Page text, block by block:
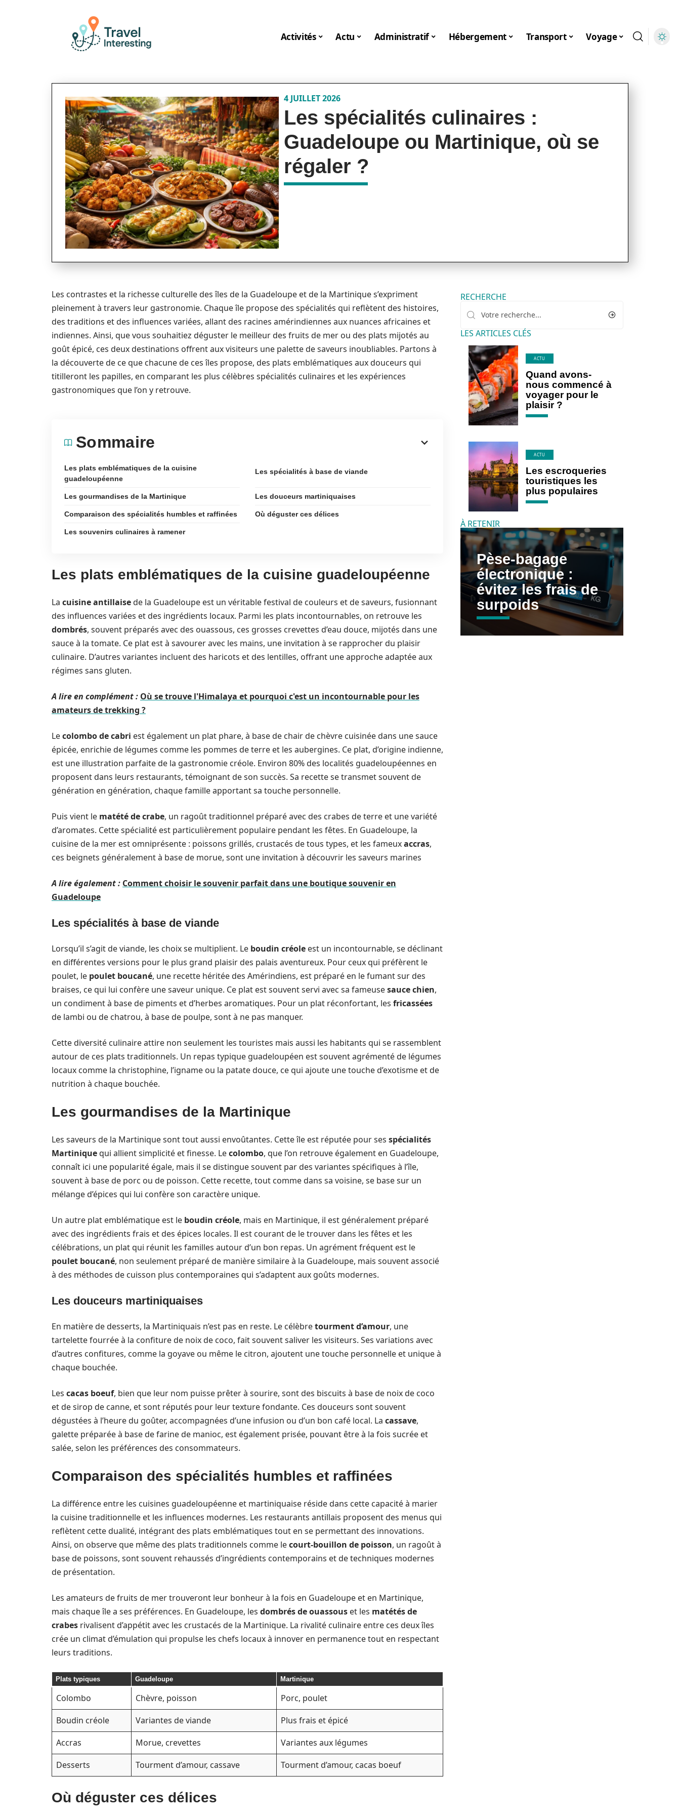
Activités Actu Administratif Hébergement Transport Voyage
4 JUILLET 2026
Les spécialités culinaires :
Guadeloupe ou Martinique, où se
régaler ?
Les contrastes et la richesse culturelle des îles de la Guadeloupe et de la Martinique s’expriment
pleinement à travers leur gastronomie. Chaque île propose des spécialités qui reflètent des histoires,
des traditions et des influences variées, allant des racines amérindiennes aux nuances africaines et
indiennes. Ainsi, que vous souhaitiez déguster le meilleur des fruits de mer ou des plats mijotés au
goût épicé, ces deux destinations offrent aux visiteurs une palette de saveurs inoubliables. Partons à
la découverte de ce que chacune de ces îles propose, des plats emblématiques aux douceurs qui
titilleront les papilles, en comparant les plus célèbres spécialités culinaires et les expériences
gastronomiques que l’on y retrouve.
Sommaire
Les plats emblématiques de la cuisine
guadeloupéenne
Les spécialités à base de viande
Les gourmandises de la Martinique Les douceurs martiniquaises
Comparaison des spécialités humbles et raffinées Où déguster ces délices
Les souvenirs culinaires à ramener
Les plats emblématiques de la cuisine guadeloupéenne
La cuisine antillaisede la Guadeloupe est un véritable festival de couleurs et de saveurs, fusionnant
des influences variées et des ingrédients locaux. Parmi les plats incontournables, on retrouve les
dombrés, souvent préparés avec des ouassous, ces grosses crevettes d’eau douce, mijotés dans une
sauce à la tomate. Ce plat est à savourer avec les mains, une invitation à se rapprocher du plaisir
culinaire. D’autres variantes incluent des haricots et des lentilles, offrant une approche adaptée aux
régimes sans gluten.
A lire en complément : Où se trouve l'Himalaya et pourquoi c'est un incontournable pour les
amateurs de trekking ?
Lecolombo de cabri est également un plat phare, à base de chair de chèvre cuisinée dans une sauce
épicée, enrichie de légumes comme les pommes de terre et les aubergines. Ce plat, d’origine indienne,
est une illustration parfaite de la gastronomie créole. Environ 80% des localités guadeloupéennes en
proposent dans leurs restaurants, témoignant de son succès. Sa recette se transmet souvent de
génération en génération, chaque famille apportant sa touche personnelle.
Puis vient le matété de crabe, un ragoût traditionnel préparé avec des crabes de terre et une variété
d’aromates. Cette spécialité est particulièrement populaire pendant les fêtes. En Guadeloupe, la
cuisine de la mer est omniprésente : poissons grillés, crustacés de tous types, et les fameuxaccras,
ces beignets généralement à base de morue, sont une invitation à découvrir les saveurs marines
A lire également : Comment choisir le souvenir parfait dans une boutique souvenir en
Guadeloupe
Les spécialités à base de viande
Lorsqu’il s’agit de viande, les choix se multiplient. Le boudin créole est un incontournable, se déclinant
en différentes versions pour le plus grand plaisir des palais aventureux. Pour ceux qui préfèrent le
poulet, le poulet boucané, une recette héritée des Amérindiens, est préparé en le fumant sur des
braises, ce qui lui confère une saveur unique. Ce plat est souvent servi avec sa fameusesauce chien,
un condiment à base de piments et d’herbes aromatiques. Pour un plat réconfortant, les fricassées
de lambi ou de chatrou, à base de poulpe, sont à ne pas manquer.
Cette diversité culinaire attire non seulement les touristes mais aussi les habitants qui se rassemblent
autour de ces plats traditionnels. Un repas typique guadeloupéen est souvent agrémenté de légumes
locaux comme la christophine, l’igname ou la patate douce, ce qui ajoute une touche d’exotisme et de
nutrition à chaque bouchée.
Les gourmandises de la Martinique
Les saveurs de la Martinique sont tout aussi envoûtantes. Cette île est réputée pour ses spécialités
Martiniquequi allient simplicité et finesse. Lecolombo, que l’on retrouve également en Guadeloupe,
connaît ici une popularité égale, mais il se distingue souvent par des variantes spécifiques à l’île,
souvent à base de porc ou de poisson. Cette recette, tout comme dans sa voisine, se base sur un
mélange d’épices qui lui confère son caractère unique.
Un autre plat emblématique est le boudin créole, mais en Martinique, il est généralement préparé
avec des ingrédients frais et des épices locales. Il est courant de le trouver dans les fêtes et les
célébrations, un plat qui réunit les familles autour d’un bon repas. Un agrément fréquent est le
poulet boucané, non seulement préparé de manière similaire à la Guadeloupe, mais souvent associé
à des méthodes de cuisson plus contemporaines qui s’adaptent aux goûts modernes.
Les douceurs martiniquaises
En matière de desserts, la Martiniquais n’est pas en reste. Le célèbretourment d’amour, une
tartelette fourrée à la confiture de noix de coco, fait souvent saliver les visiteurs. Ses variations avec
d’autres confitures, comme la goyave ou même le citron, ajoutent une touche personnelle et unique à
chaque bouchée.
Les cacas boeuf, bien que leur nom puisse prêter à sourire, sont des biscuits à base de noix de coco
et de sirop de canne, et sont réputés pour leur texture fondante. Ces douceurs sont souvent
dégustées à l’heure du goûter, accompagnées d’une infusion ou d’un bon café local. La cassave,
galette préparée à base de farine de manioc, est également prisée, pouvant être à la fois sucrée et
salée, selon les préférences des consommateurs.
Comparaison des spécialités humbles et raffinées
La différence entre les cuisines guadeloupéenne et martiniquaise réside dans cette capacité à marier
la cuisine traditionnelle et les influences modernes. Les restaurants antillais proposent des menus qui
reflètent cette dualité, intégrant des plats emblématiques tout en se permettant des innovations.
Ainsi, on observe que même des plats traditionnels comme lecourt-bouillon de poisson, un ragoût à
base de poissons, sont souvent rehaussés d’ingrédients contemporains et de techniques modernes
de présentation.
Les amateurs de fruits de mer trouveront leur bonheur à la fois en Guadeloupe et en Martinique,
mais chaque île a ses préférences. En Guadeloupe, les dombrés de ouassous et les matétés de
crabes rivalisent d’appétit avec les crustacés de la Martinique. La rivalité culinaire entre ces deux îles
crée un climat d’émulation qui propulse les chefs locaux à innover en permanence tout en respectant
leurs traditions.
Plats typiques Guadeloupe Martinique
Colombo Chèvre, poisson
Porc, poulet
Boudin créole
Variantes de viande
Plus frais et épicé
Accras
Morue, crevettes
Variantes aux légumes
Desserts
Tourment d’amour, cassave Tourment d’amour, cacas boeuf
Où déguster ces délices
RECHERCHE
LES ARTICLES CLÉS
ACTU
Quand avons-
nous commencé à
voyager pour le
plaisir ?
ACTU
Les escroqueries
touristiques les
plus populaires
À RETENIR
Pèse-bagage
électronique :
évitez les frais de
surpoids